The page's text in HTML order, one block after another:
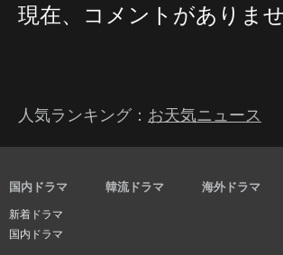
現在、コメントがありませ
人気ランキング： お天気ニュース
国内ドラマ
新着ドラマ
国内ドラマ
韓流ドラマ 海外ドラマ